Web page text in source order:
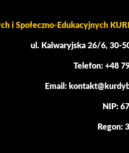
i Społeczno-Edukacyjnych
ul. Kalwaryjska 26/6, 30-
Telefon: +48
Email:
NIP:
Regon: